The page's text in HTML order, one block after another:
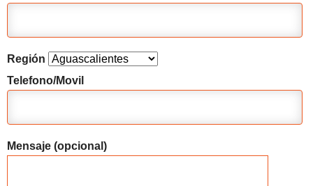
Región
Telefono/Movil
Mensaje (opcional)